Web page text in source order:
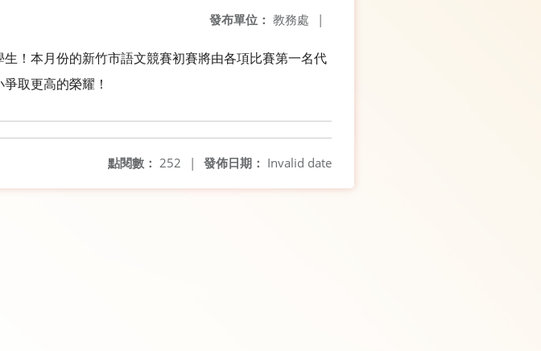
發布單位： 教務處 |
！本月份的新竹市語文競賽初賽將由各項比賽第一名代
取更高的榮耀！
發佈日期： Invalid date
點閱數： 252 |